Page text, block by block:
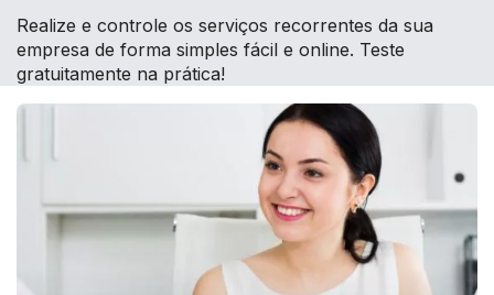
Realize e controle os serviços recorrentes da sua
empresa de forma simples fácil e online. Teste
gratuitamente na prática!